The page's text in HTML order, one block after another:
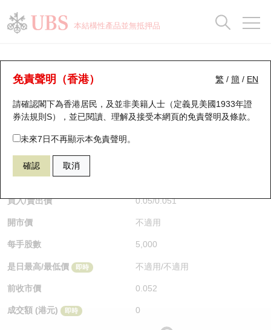
本結構性產品並無抵押品
繁 / 簡 / EN
免責聲明（香港）
請確認閣下為香港居民，及並非美籍人士（定義見美國1933年證
券法規則S），並已閱讀、理解及接受本網頁的免責聲明及條款。
未來7日不再顯示本免責聲明。
確認 取消
牛熊證分析儀
表現 街貨統計 比較
59376 瑞銀牛證 1398 工商銀行
$0.051 0.001
買入/賣出價 0.05/0.051
開市價 不適用
每手股數 5,000
是日最高/最低價 即時 不適用/不適用
前收市價 0.052
成交額 (港元) 即時 0
瑞銀認股證一覽
新發行瑞銀認股證
即將到期認股證
認股證到期結算價查詢
認股證分析儀
認股證速算機
認股證/牛熊證日誌
認股證文件及公告
街貨統計
比較
牛熊全景快搜
牛熊證搜尋
牛熊證街貨分佈圖
正股牛熊證列表
新發行瑞銀牛熊證
已收回牛熊證剩餘價值
牛熊證到期結算價查詢
牛熊證分析儀
街貨統計
比較
十大升幅/跌幅
十大認股證成交分佈
十天股證佔大市成交
資金流
街貨統計
三十大平均引伸波幅
正股分析儀
二十大活躍股份
恒指成份股
國指成份股
科指成份股
相關資產沽空
中資ETFs溢價比較
AH 股價對照
持股比重
顯示所有持股比重
每月輪證大市專題
輪證專欄
講座及教育短片
認股證投資者教育
牛熊證投資者教育
認股證牛熊證常問問題